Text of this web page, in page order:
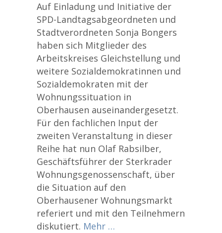
Auf Einladung und Initiative der
SPD-Landtagsabgeordneten und
Stadtverordneten Sonja Bongers
haben sich Mitglieder des
Arbeitskreises Gleichstellung und
weitere Sozialdemokratinnen und
Sozialdemokraten mit der
Wohnungssituation in
Oberhausen auseinandergesetzt.
Für den fachlichen Input der
zweiten Veranstaltung in dieser
Reihe hat nun Olaf Rabsilber,
Geschäftsführer der Sterkrader
Wohnungsgenossenschaft, über
die Situation auf den
Oberhausener Wohnungsmarkt
referiert und mit den Teilnehmern
diskutiert. Mehr …